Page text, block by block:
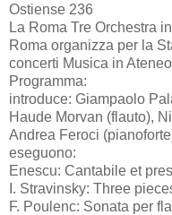
Ostiense 236
La Roma Tre Orchestra
Roma organizza per la
concerti Musica in
Programma:
introduce: Giampaolo
Haude Morvan (flauto),
Andrea Feroci
eseguono:
Enescu: Cantabile et
I. Stravinsky: Three
F. Poulenc: Sonata per